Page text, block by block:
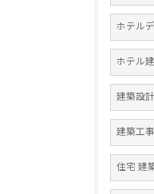
ホテル
ホテル
建築設
建築工
住宅 建